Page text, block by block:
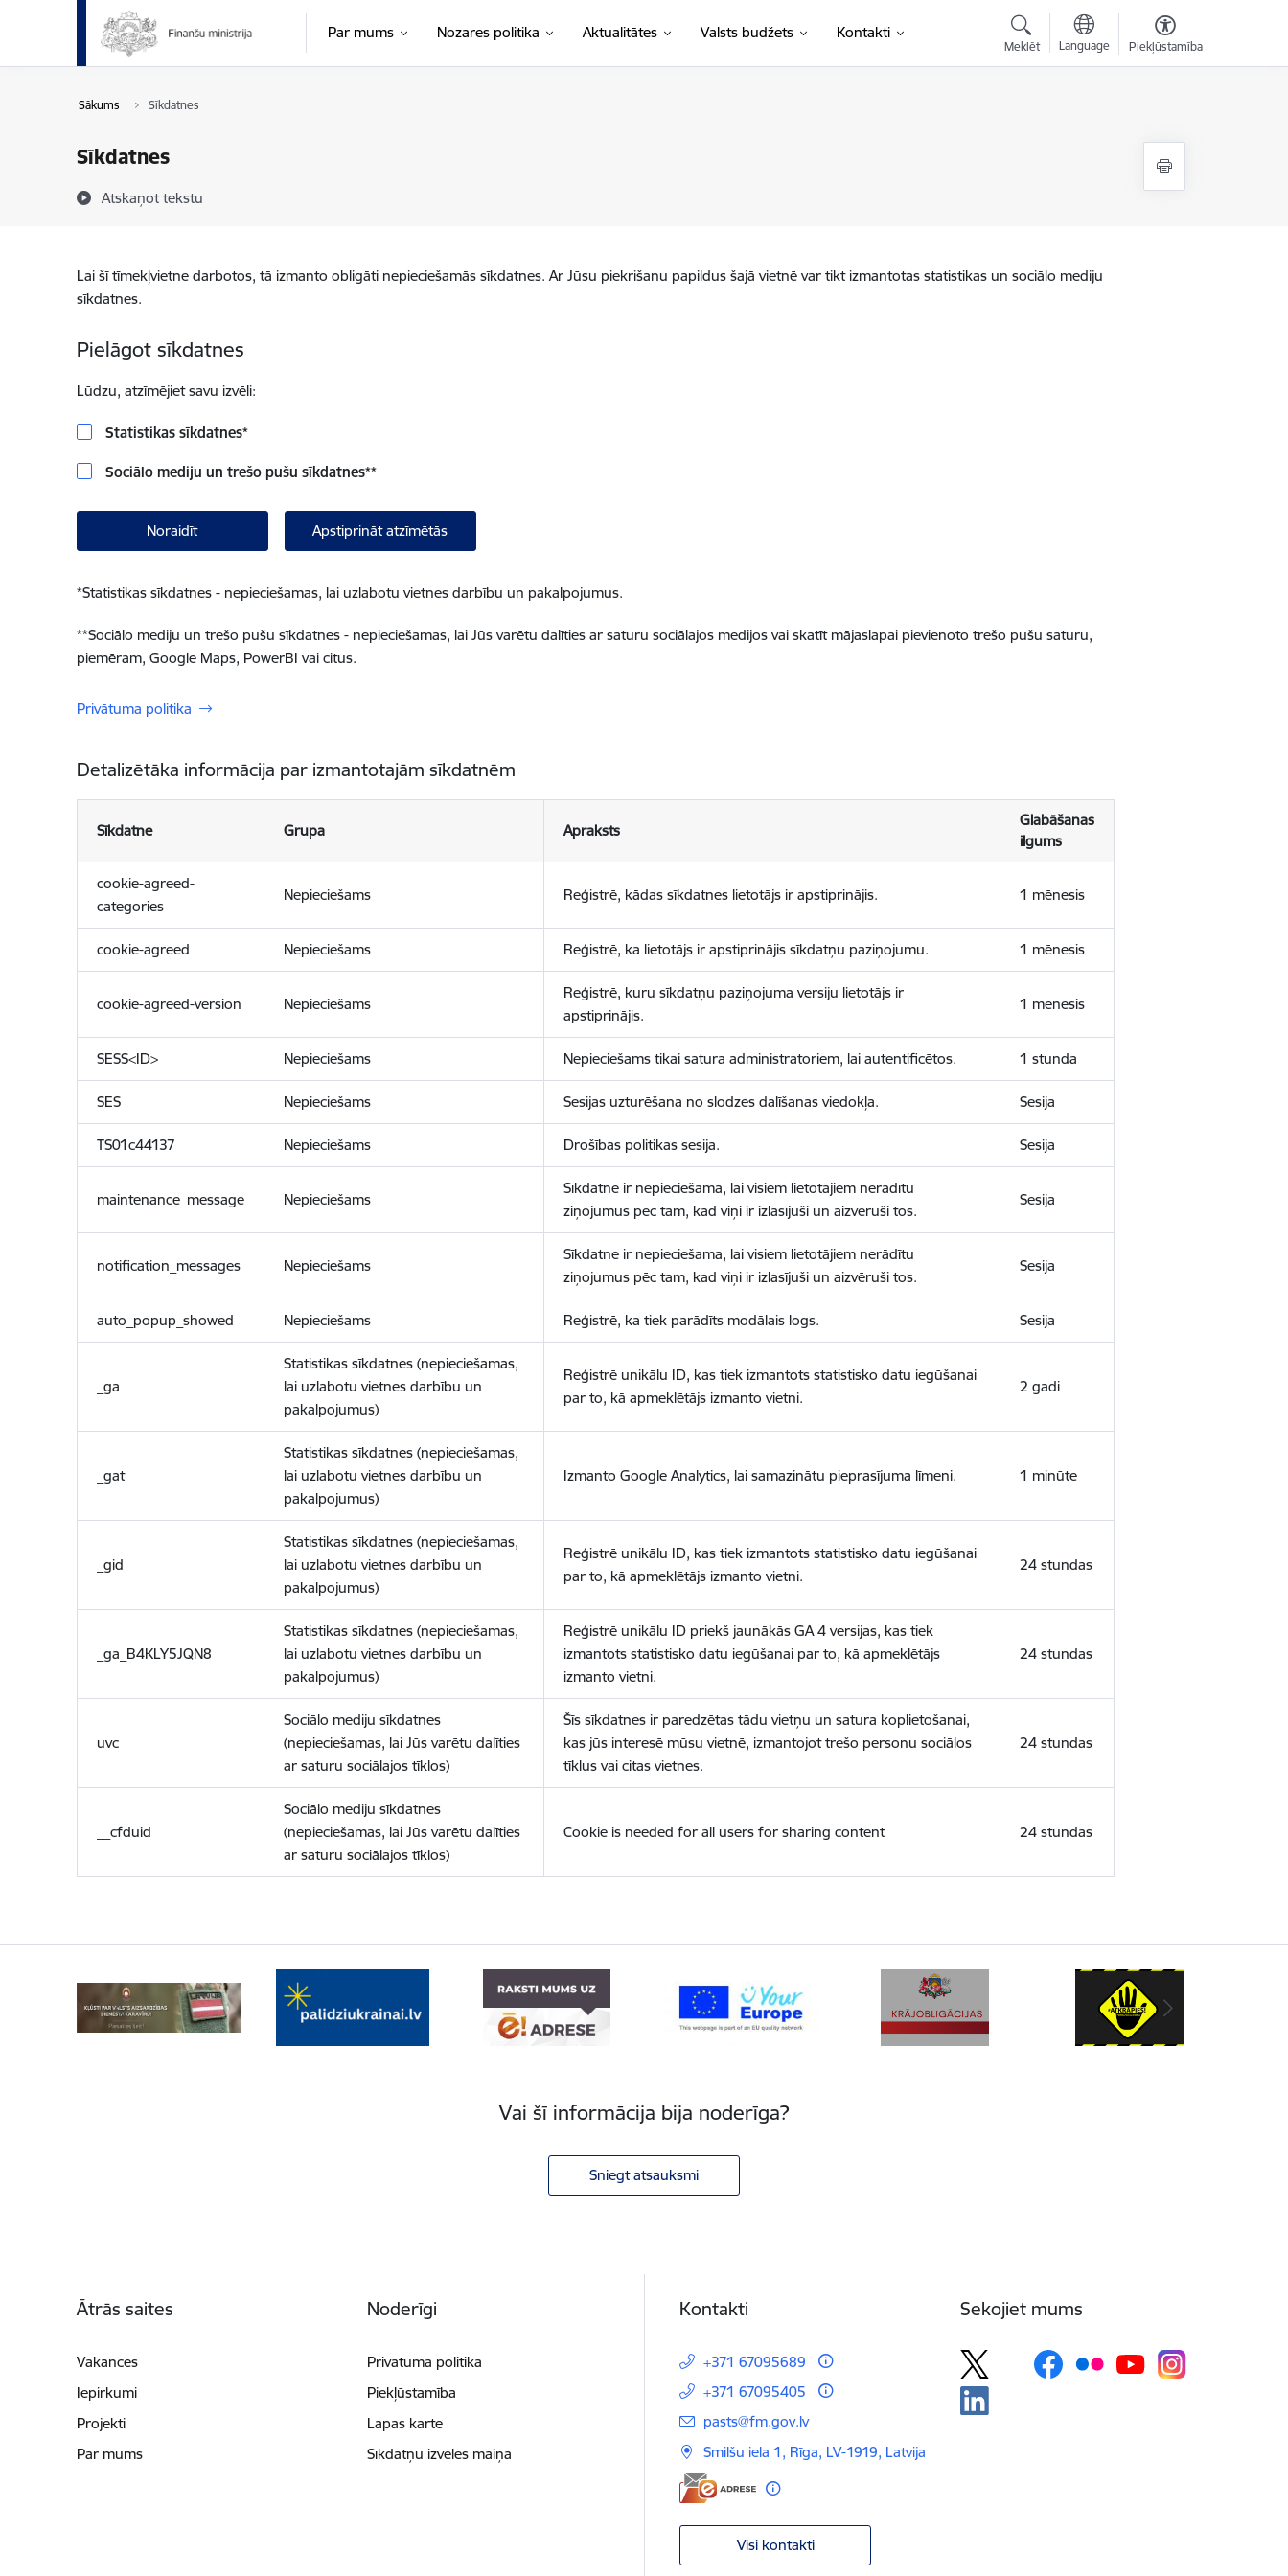
Pāriet uz lapas saturu
Par mums Nozares politika Aktualitātes Valsts budžets Kontakti
Meklēt Language Piekļūstamība
Sākums Sīkdatnes
Sīkdatnes
Atskaņot tekstu
Lai šī tīmekļvietne darbotos, tā izmanto obligāti nepieciešamās sīkdatnes. Ar Jūsu piekrišanu papildus šajā vietnē var tikt izmantotas statistikas un sociālo mediju
sīkdatnes.
Pielāgot sīkdatnes
Lūdzu, atzīmējiet savu izvēli:
Statistikas sīkdatnes*
Sociālo mediju un trešo pušu sīkdatnes**
Noraidīt Apstiprināt atzīmētās
*Statistikas sīkdatnes - nepieciešamas, lai uzlabotu vietnes darbību un pakalpojumus.
**Sociālo mediju un trešo pušu sīkdatnes - nepieciešamas, lai Jūs varētu dalīties ar saturu sociālajos medijos vai skatīt mājaslapai pievienoto trešo pušu saturu,
piemēram, Google Maps, PowerBI vai citus.
Privātuma politika
Detalizētāka informācija par izmantotajām sīkdatnēm
Sīkdatne Grupa Apraksts
Glabāšanas
ilgums
cookie-agreed-
categories
Nepieciešams Reģistrē, kādas sīkdatnes lietotājs ir apstiprinājis. 1 mēnesis
cookie-agreed Nepieciešams Reģistrē, ka lietotājs ir apstiprinājis sīkdatņu paziņojumu. 1 mēnesis
cookie-agreed-version Nepieciešams
Reģistrē, kuru sīkdatņu paziņojuma versiju lietotājs ir
apstiprinājis.
1 mēnesis
SESS<ID> Nepieciešams Nepieciešams tikai satura administratoriem, lai autentificētos. 1 stunda
SES Nepieciešams Sesijas uzturēšana no slodzes dalīšanas viedokļa. Sesija
TS01c44137 Nepieciešams Drošības politikas sesija. Sesija
maintenance_message Nepieciešams
Sīkdatne ir nepieciešama, lai visiem lietotājiem nerādītu
ziņojumus pēc tam, kad viņi ir izlasījuši un aizvēruši tos.
Sesija
notification_messages Nepieciešams
Sīkdatne ir nepieciešama, lai visiem lietotājiem nerādītu
ziņojumus pēc tam, kad viņi ir izlasījuši un aizvēruši tos.
Sesija
auto_popup_showed Nepieciešams Reģistrē, ka tiek parādīts modālais logs. Sesija
_ga
Statistikas sīkdatnes (nepieciešamas,
lai uzlabotu vietnes darbību un
pakalpojumus)
Reģistrē unikālu ID, kas tiek izmantots statistisko datu iegūšanai
par to, kā apmeklētājs izmanto vietni.
2 gadi
_gat
Statistikas sīkdatnes (nepieciešamas,
lai uzlabotu vietnes darbību un
pakalpojumus)
Izmanto Google Analytics, lai samazinātu pieprasījuma līmeni. 1 minūte
_gid
Statistikas sīkdatnes (nepieciešamas,
lai uzlabotu vietnes darbību un
pakalpojumus)
Reģistrē unikālu ID, kas tiek izmantots statistisko datu iegūšanai
par to, kā apmeklētājs izmanto vietni.
24 stundas
_ga_B4KLY5JQN8
Statistikas sīkdatnes (nepieciešamas,
lai uzlabotu vietnes darbību un
pakalpojumus)
Reģistrē unikālu ID priekš jaunākās GA 4 versijas, kas tiek
izmantots statistisko datu iegūšanai par to, kā apmeklētājs
izmanto vietni.
24 stundas
uvc
Sociālo mediju sīkdatnes
(nepieciešamas, lai Jūs varētu dalīties
ar saturu sociālajos tīklos)
Šīs sīkdatnes ir paredzētas tādu vietņu un satura koplietošanai,
kas jūs interesē mūsu vietnē, izmantojot trešo personu sociālos
tīklus vai citas vietnes.
24 stundas
__cfduid
Sociālo mediju sīkdatnes
(nepieciešamas, lai Jūs varētu dalīties
ar saturu sociālajos tīklos)
Cookie is needed for all users for sharing content 24 stundas
Vai šī informācija bija noderīga?
Sniegt atsauksmi
Ātrās saites
Vakances
Iepirkumi
Projekti
Par mums
Noderīgi
Privātuma politika
Piekļūstamība
Lapas karte
Sīkdatņu izvēles maiņa
Kontakti
+371 67095689
+371 67095405
E-pasts:
pasts@fm.gov.lv
Smilšu iela 1, Rīga, LV-1919, Latvija
Visi kontakti
Sekojiet mums